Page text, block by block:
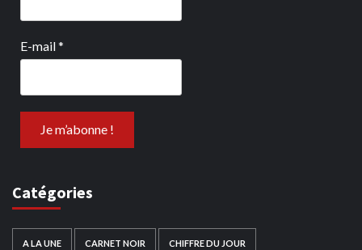
E-mail*
Catégories
A LA UNE CARNET NOIR CHIFFRE DU JOUR